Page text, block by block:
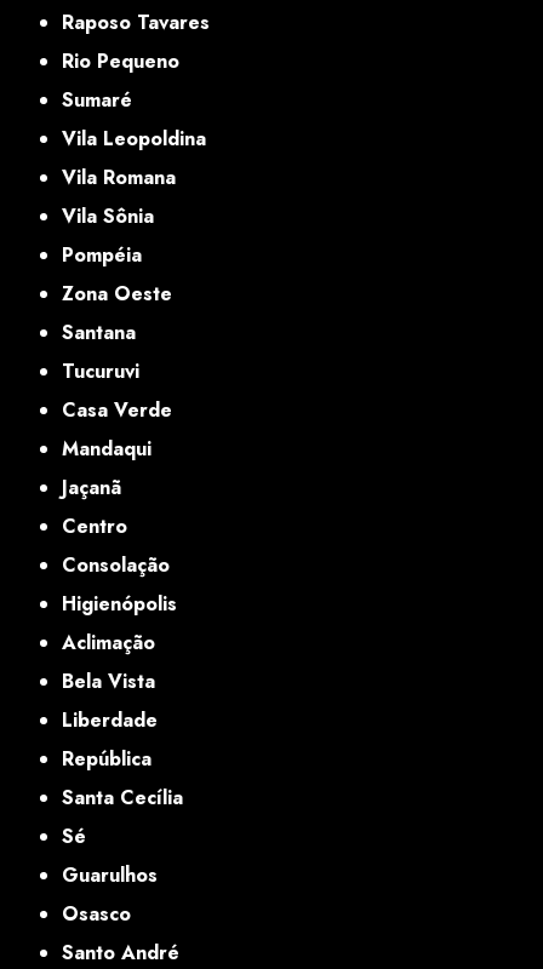
Raposo Tavares
Rio Pequeno
Sumaré
Vila Leopoldina
Vila Romana
Vila Sônia
Pompéia
Zona Oeste
Santana
Tucuruvi
Casa Verde
Mandaqui
Jaçanã
Centro
Consolação
Higienópolis
Aclimação
Bela Vista
Liberdade
República
Santa Cecília
Sé
Guarulhos
Osasco
Santo André